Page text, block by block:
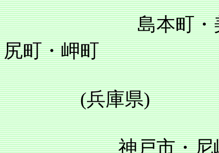
島本町・美原町
尻町・岬町
(兵庫県)
神戸市・尼崎市・